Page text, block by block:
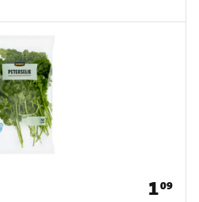
Prijs: €
109